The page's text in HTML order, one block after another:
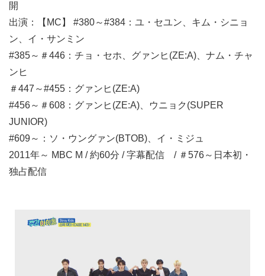
開
出演：【MC】 #380～#384：ユ・セユン、キム・シニョ
ン、イ・サンミン
#385～＃446：チョ・セホ、グァンヒ(ZE:A)、ナム・チャ
ンヒ
＃447～#455：グァンヒ(ZE:A)
#456～＃608：グァンヒ(ZE:A)、ウニョク(SUPER
JUNIOR)
#609～：ソ・ウングァン(BTOB)、イ・ミジュ
2011年～ MBC M / 約60分 / 字幕配信 / ＃576～日本初・
独占配信